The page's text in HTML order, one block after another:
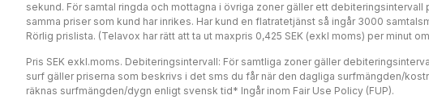
sekund. För samtal ringda och mottagna i övriga zoner gäller ett
samma priser som kund har inrikes. Har kund en flatratetjänst så ingår 3000
Rörlig prislista. (Telavox har rätt att ta ut maxpris 0,425 SEK (exkl moms) per minut
Pris SEK exkl.moms. Debiteringsintervall: För samtliga zoner gäller
surf gäller priserna som beskrivs i det sms du får när den dagliga surfmängden/
räknas surfmängden/dygn enligt svensk tid* Ingår inom Fair Use Policy (FUP).